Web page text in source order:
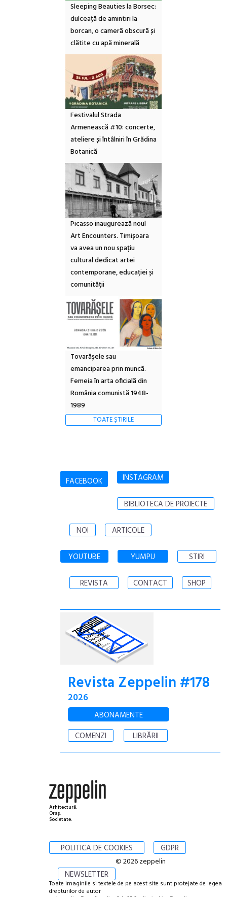
Sleeping Beauties la Borsec:
dulceață de amintiri la
borcan, o cameră obscură și
clătite cu apă minerală
Festivalul Strada
Armenească #10: concerte,
ateliere și întâlniri în Grădina
Botanică
Picasso inaugurează noul
Art Encounters. Timișoara
va avea un nou spațiu
cultural dedicat artei
contemporane, educației și
comunității
Tovarășele sau
emanciparea prin muncă.
Femeia în arta oficială din
România comunistă 1948-
1989
TOATE ȘTIRILE
FACEBOOK INSTAGRAM
BIBLIOTECA DE PROIECTE
NOI ARTICOLE
YOUTUBE YUMPU STIRI
REVISTA CONTACT SHOP
Revista Zeppelin #178
2026
ABONAMENTE
COMENZI
LIBRĂRII
Arhitectură.
Oraș.
Societate.
POLITICA DE COOKIES GDPR
NEWSLETTER
© 2026 zeppelin
Toate imaginile si textele de pe acest site sunt protejate de legea
drepturilor de autor